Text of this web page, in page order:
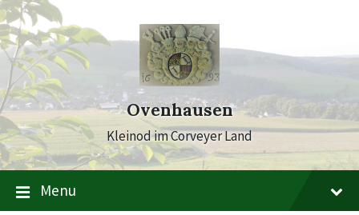
Skip
to
content
Skip
to
main
navigation
Skip
to
footer
Ovenhausen
Kleinod im Corveyer Land
Menu